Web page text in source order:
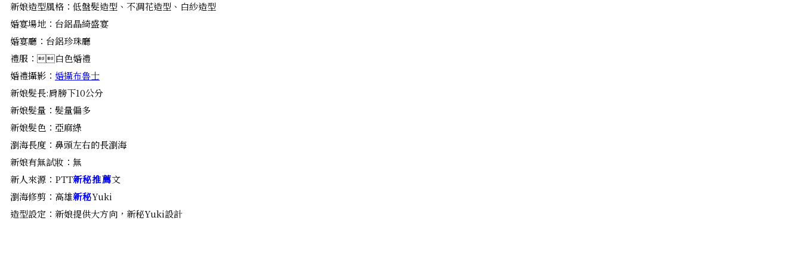
新娘造型風格：低盤髮造型、不凋花造型、白紗造型
婚宴場地：台鋁晶綺盛宴
婚宴廳：台鋁珍珠廳
禮服：白色婚禮
婚禮攝影： 婚攝布魯士
新娘髮長:肩膀下10公分
新娘髮量：髮量偏多
新娘髮色：亞麻綠
瀏海長度：鼻頭左右的長瀏海
新娘有無試妝：無
新人來源：PTT新秘推薦文
瀏海修剪：高雄新秘Yuki
造型設定：新娘提供大方向，新秘Yuki設計